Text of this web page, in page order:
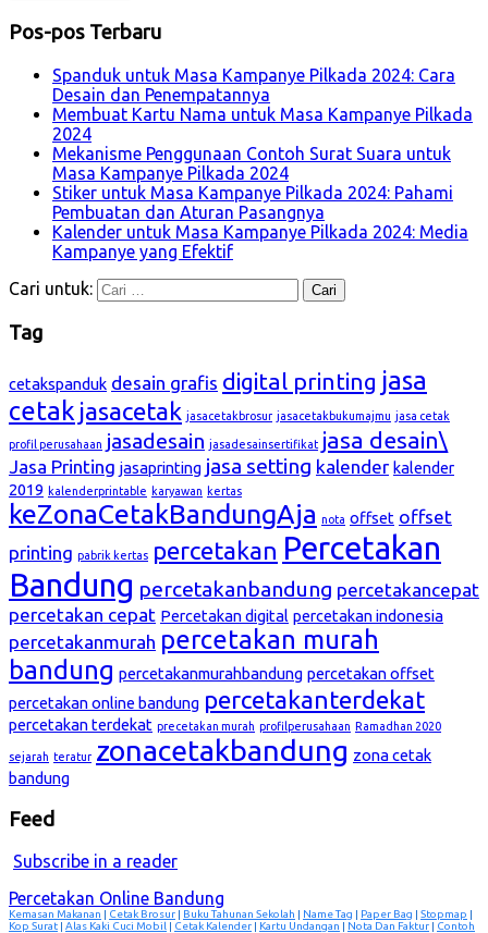
Pos-pos Terbaru
Spanduk untuk Masa Kampanye Pilkada 2024: Cara
Desain dan Penempatannya
Membuat Kartu Nama untuk Masa Kampanye Pilkada
2024
Mekanisme Penggunaan Contoh Surat Suara untuk
Masa Kampanye Pilkada 2024
Stiker untuk Masa Kampanye Pilkada 2024: Pahami
Pembuatan dan Aturan Pasangnya
Kalender untuk Masa Kampanye Pilkada 2024: Media
Kampanye yang Efektif
Cari untuk:
Tag
cetakspanduk desain grafis digital printing jasa
cetak jasacetak jasacetakbrosur jasacetakbukumajmu jasa cetak
profil perusahaan jasadesain jasadesainsertifikat jasa desain\
Jasa Printing jasaprinting jasa setting kalender kalender
2019 kalenderprintable karyawan kertas
keZonaCetakBandungAja nota offset offset
printing pabrik kertas percetakan Percetakan
Bandung percetakanbandung percetakancepat
percetakan cepat Percetakan digital percetakan indonesia
percetakanmurah percetakan murah
bandung percetakanmurahbandung percetakan offset
percetakan online bandung percetakanterdekat
percetakan terdekat precetakan murah profilperusahaan Ramadhan 2020
sejarah teratur zonacetakbandung zona cetak
bandung
Feed
Subscribe in a reader
Percetakan Online Bandung
Kemasan Makanan Cetak Brosur Buku Tahunan Sekolah Name Tag Paper Bag Stopmap
Kop Surat
Alas Kaki Cuci Mobil Cetak Kalender Kartu Undangan Nota Dan Faktur
Contoh